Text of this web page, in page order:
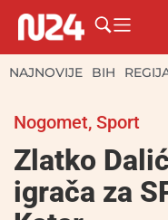
NAJNOVIJE BIH
Nogomet, Sport
Zlatko
igrača za